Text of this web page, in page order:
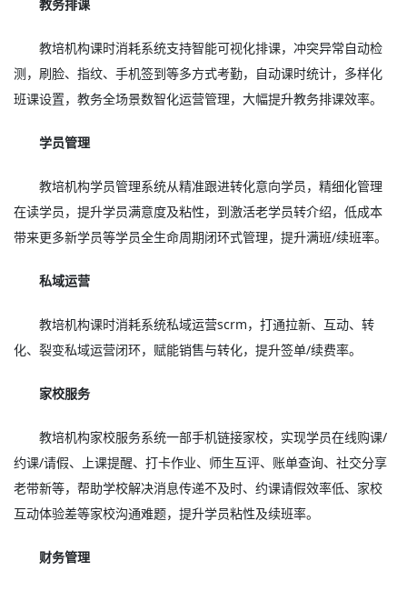
教务排课
教培机构课时消耗系统支持智能可视化排课，冲突异常自动检
测，刷脸、指纹、手机签到等多方式考勤，自动课时统计，多样化
班课设置，教务全场景数智化运营管理，大幅提升教务排课效率。
学员管理
教培机构学员管理系统从精准跟进转化意向学员，精细化管理
在读学员，提升学员满意度及粘性，到激活老学员转介绍，低成本
带来更多新学员等学员全生命周期闭环式管理，提升满班/续班率。
私域运营
教培机构课时消耗系统私域运营scrm，打通拉新、互动、转
化、裂变私域运营闭环，赋能销售与转化，提升签单/续费率。
家校服务
教培机构家校服务系统一部手机链接家校，实现学员在线购课/
约课/请假、上课提醒、打卡作业、师生互评、账单查询、社交分享
老带新等，帮助学校解决消息传递不及时、约课请假效率低、家校
互动体验差等家校沟通难题，提升学员粘性及续班率。
财务管理